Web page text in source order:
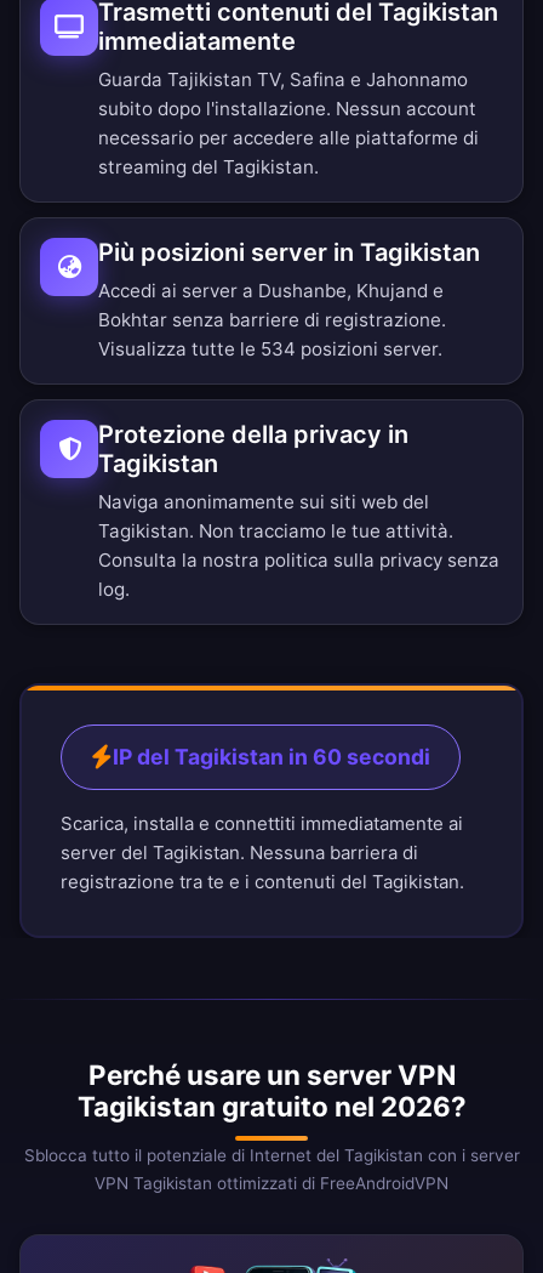
Trasmetti contenuti del Tagikistan
immediatamente
Guarda Tajikistan TV, Safina e Jahonnamo
subito dopo l'installazione. Nessun account
necessario per accedere alle piattaforme di
streaming del Tagikistan.
Più posizioni server in Tagikistan
Accedi ai server a Dushanbe, Khujand e
Bokhtar senza barriere di registrazione.
Visualizza tutte le 534 posizioni server.
Protezione della privacy in
Tagikistan
Naviga anonimamente sui siti web del
Tagikistan. Non tracciamo le tue attività.
Consulta la nostra politica sulla privacy senza
log.
IP del Tagikistan in 60 secondi
Scarica, installa e connettiti immediatamente ai
server del Tagikistan. Nessuna barriera di
registrazione tra te e i contenuti del Tagikistan.
Perché usare un server VPN
Tagikistan gratuito nel 2026?
Sblocca tutto il potenziale di Internet del Tagikistan con i server
VPN Tagikistan ottimizzati di FreeAndroidVPN